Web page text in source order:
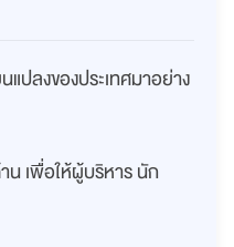
ปลงของประเทศมาอย่าง
เพื่อให้ผู้บริหาร นัก